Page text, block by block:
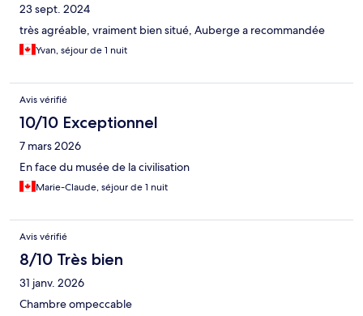
23 sept. 2024
très agréable, vraiment bien situé, Auberge a recommandée
Yvan, séjour de 1 nuit
Avis vérifié
10/10 Exceptionnel
7 mars 2026
En face du musée de la civilisation
Marie-Claude, séjour de 1 nuit
Avis vérifié
8/10 Très bien
31 janv. 2026
Chambre ompeccable